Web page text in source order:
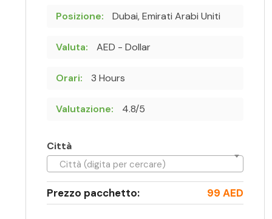
Posizione: Dubai, Emirati Arabi Uniti
Valuta: AED - Dollar
Orari: 3 Hours
Valutazione: 4.8/5
Città
Città (digita per cercare)
Prezzo pacchetto: 99 AED